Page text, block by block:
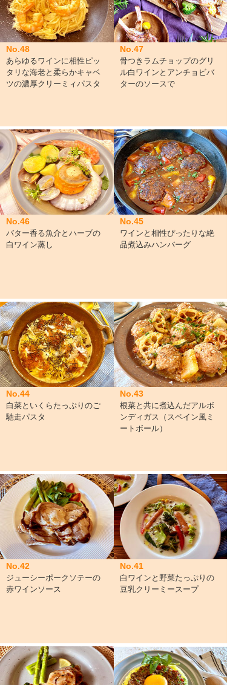
No.48
あらゆるワインに相性ピッ
タリな海老と柔らかキャベ
ツの濃厚クリーミィパスタ
No.47
骨つきラムチョップのグリ
ル白ワインとアンチョビバ
ターのソースで
No.46
バター香る魚介とハーブの
白ワイン蒸し
No.45
ワインと相性ぴったりな絶
品煮込みハンバーグ
No.44
白菜といくらたっぷりのご
馳走パスタ
No.43
根菜と共に煮込んだアルボ
ンディガス（スペイン風ミ
ートボール）
No.42
ジューシーポークソテーの
赤ワインソース
No.41
白ワインと野菜たっぷりの
豆乳クリーミースープ